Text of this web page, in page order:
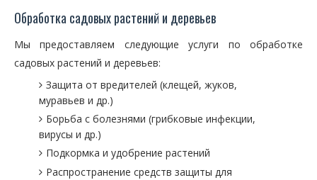
Обработка садовых растений и деревьев
Мы предоставляем следующие услуги по обработке
садовых растений и деревьев:
Защита от вредителей (клещей, жуков,
муравьев и др.)
Борьба с болезнями (грибковые инфекции,
вирусы и др.)
Подкормка и удобрение растений
Распространение средств защиты для